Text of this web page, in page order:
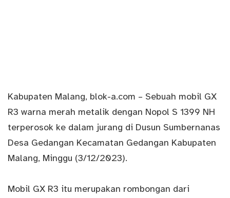
Kabupaten Malang, blok-a.com – Sebuah mobil GX
R3 warna merah metalik dengan Nopol S 1399 NH
terperosok ke dalam jurang di Dusun Sumbernanas
Desa Gedangan Kecamatan Gedangan Kabupaten
Malang, Minggu (3/12/2023).
Mobil GX R3 itu merupakan rombongan dari